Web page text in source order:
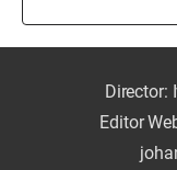
Director:
Editor